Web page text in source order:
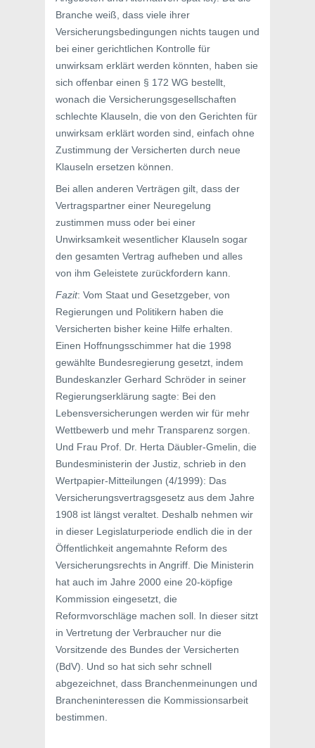
Branche weiß, dass viele ihrer
Versicherungsbedingungen nichts taugen und
bei einer gerichtlichen Kontrolle für
unwirksam erklärt werden könnten, haben sie
sich offenbar einen § 172 WG bestellt,
wonach die Versicherungsgesellschaften
schlechte Klauseln, die von den Gerichten für
unwirksam erklärt worden sind, einfach ohne
Zustimmung der Versicherten durch neue
Klauseln ersetzen können.
Bei allen anderen Verträgen gilt, dass der
Vertragspartner einer Neuregelung
zustimmen muss oder bei einer
Unwirksamkeit wesentlicher Klauseln sogar
den gesamten Vertrag aufheben und alles
von ihm Geleistete zurückfordern kann.
Fazit: Vom Staat und Gesetzgeber, von
Regierungen und Politikern haben die
Versicherten bisher keine Hilfe erhalten.
Einen Hoffnungsschimmer hat die 1998
gewählte Bundesregierung gesetzt, indem
Bundeskanzler Gerhard Schröder in seiner
Regierungserklärung sagte: Bei den
Lebensversicherungen werden wir für mehr
Wettbewerb und mehr Transparenz sorgen.
Und Frau Prof. Dr. Herta Däubler-Gmelin, die
Bundesministerin der Justiz, schrieb in den
Wertpapier-Mitteilungen (4/1999): Das
Versicherungsvertragsgesetz aus dem Jahre
1908 ist längst veraltet. Deshalb nehmen wir
in dieser Legislaturperiode endlich die in der
Öffentlichkeit angemahnte Reform des
Versicherungsrechts in Angriff. Die Ministerin
hat auch im Jahre 2000 eine 20-köpfige
Kommission eingesetzt, die
Reformvorschläge machen soll. In dieser sitzt
in Vertretung der Verbraucher nur die
Vorsitzende des Bundes der Versicherten
(BdV). Und so hat sich sehr schnell
abgezeichnet, dass Branchenmeinungen und
Brancheninteressen die Kommissionsarbeit
bestimmen.